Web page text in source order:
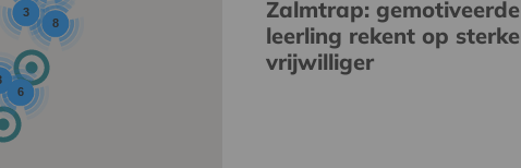
6
8
3
Zalmtrap: gemotiveerde
leerling rekent op sterke
vrijwilliger